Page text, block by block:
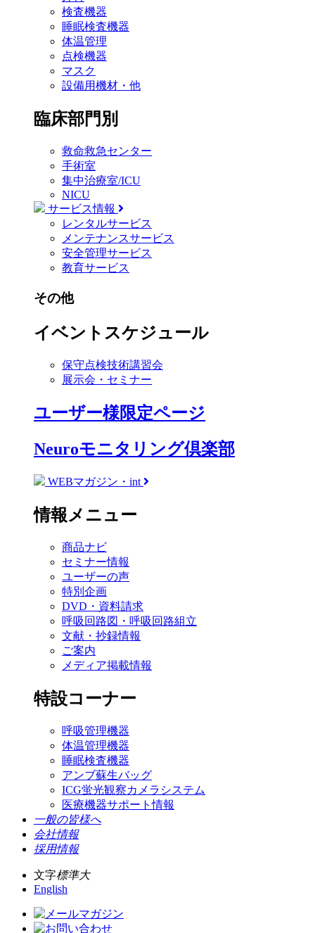
検査機器
睡眠検査機器
体温管理
点検機器
マスク
設備用機材・他
臨床部門別
救命救急センター
手術室
集中治療室/ICU
NICU
サービス情報
レンタルサービス
メンテナンスサービス
安全管理サービス
教育サービス
その他
イベントスケジュール
保守点検技術講習会
展示会・セミナー
ユーザー様限定ページ
Neuroモニタリング倶楽部
WEBマガジン・int
情報メニュー
商品ナビ
セミナー情報
ユーザーの声
特別企画
DVD・資料請求
呼吸回路図・呼吸回路組立
文献・抄録情報
ご案内
メディア掲載情報
特設コーナー
呼吸管理機器
体温管理機器
睡眠検査機器
アンブ蘇生バッグ
ICG蛍光観察カメラシステム
医療機器サポート情報
一般の皆様へ
会社情報
採用情報
文字標準大
English